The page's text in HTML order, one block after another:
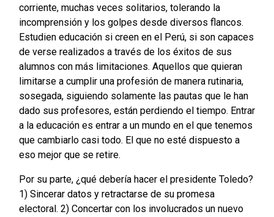
corriente, muchas veces solitarios, tolerando la
incomprensión y los golpes desde diversos flancos.
Estudien educación si creen en el Perú, si son capaces
de verse realizados a través de los éxitos de sus
alumnos con más limitaciones. Aquellos que quieran
limitarse a cumplir una profesión de manera rutinaria,
sosegada, siguiendo solamente las pautas que le han
dado sus profesores, están perdiendo el tiempo. Entrar
a la educación es entrar a un mundo en el que tenemos
que cambiarlo casi todo. El que no esté dispuesto a
eso mejor que se retire.
Por su parte, ¿qué debería hacer el presidente Toledo?
1) Sincerar datos y retractarse de su promesa
electoral. 2) Concertar con los involucrados un nuevo